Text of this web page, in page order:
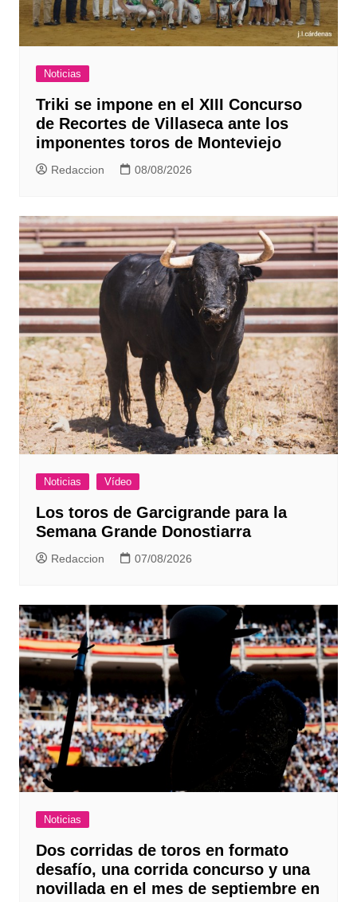
Noticias
Triki se impone en el XIII Concurso
de Recortes de Villaseca ante los
imponentes toros de Monteviejo
Redaccion 08/08/2026
Noticias Vídeo
Los toros de Garcigrande para la
Semana Grande Donostiarra
Redaccion 07/08/2026
Noticias
Dos corridas de toros en formato
desafío, una corrida concurso y una
novillada en el mes de septiembre en